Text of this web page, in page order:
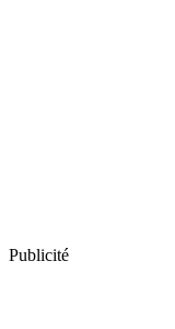
Publicité